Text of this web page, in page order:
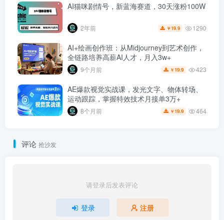
AI猫咪剧情号，新蓝海赛道，30天涨粉100W
2年前 ￥ 19.9 1290
AI+绘画创作班：从Midjourney到艺术创作，
全链路培养高薪AI人才，月入3w+
9个月前 ￥ 19.9 423
AE爆款视觉实战课，发光文字、物体转场、
运动跟踪，掌握特效技术月接单3万+
8个月前 ￥ 19.9 464
评论 抢沙发
请登录后发表评论
登录 注册